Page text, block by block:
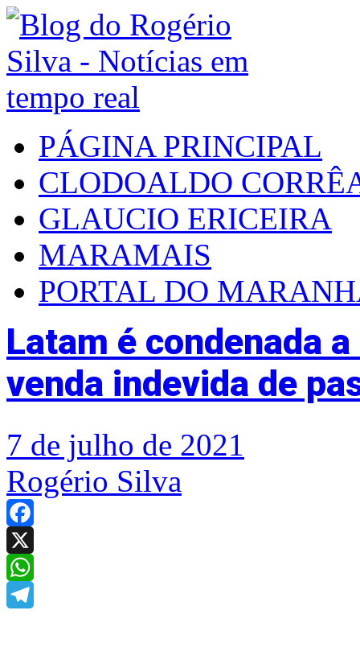
PÁGINA PRINCIPAL
CLODOALDO
GLAUCIO ERICEIRA
MARAMAIS
PORTAL DO
Latam é condenada
venda indevida de
7 de julho de 2021
Rogério Silva
Facebook
X
WhatsApp